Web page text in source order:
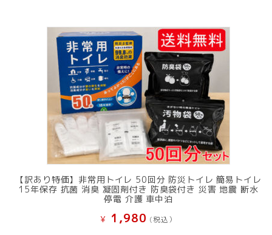
【訳あり特価】非常用トイレ 50回分 防災トイレ 簡易トイレ
15年保存 抗菌 消臭 凝固剤付き 防臭袋付き 災害 地震 断水
停電 介護 車中泊
¥ 1,980 (税込）